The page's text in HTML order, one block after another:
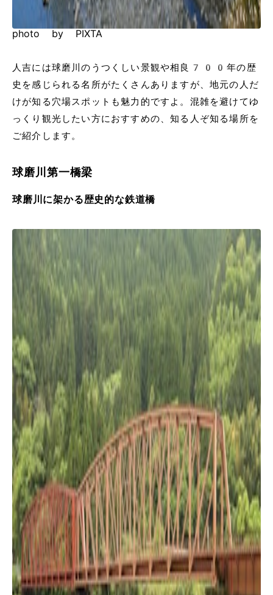
photo by PIXTA
人吉には球磨川のうつくしい景観や相良700年の歴
史を感じられる名所がたくさんありますが、地元の人だ
けが知る穴場スポットも魅力的ですよ。混雑を避けてゆ
っくり観光したい方におすすめの、知る人ぞ知る場所を
ご紹介します。
球磨川第一橋梁
球磨川に架かる歴史的な鉄道橋